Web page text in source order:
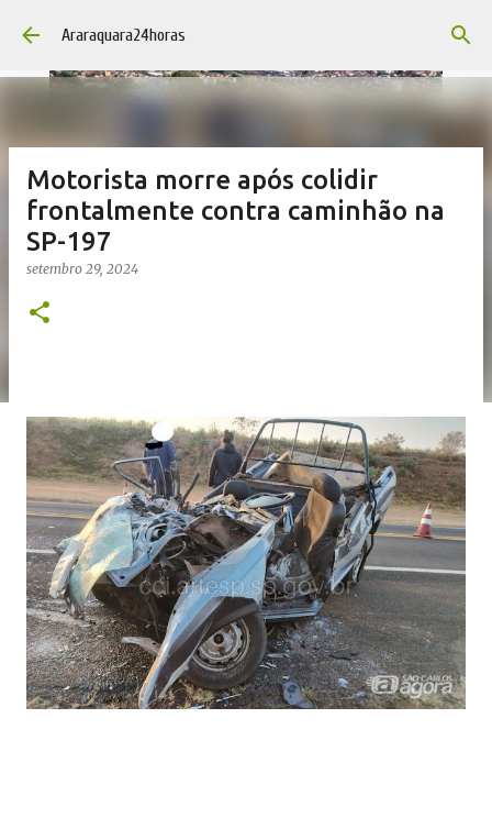
Pular para o conteúdo principal
Araraquara24horas
Motorista morre após colidir
frontalmente contra caminhão na
SP-197
setembro 29, 2024